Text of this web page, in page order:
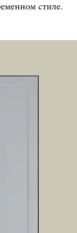
стиле.